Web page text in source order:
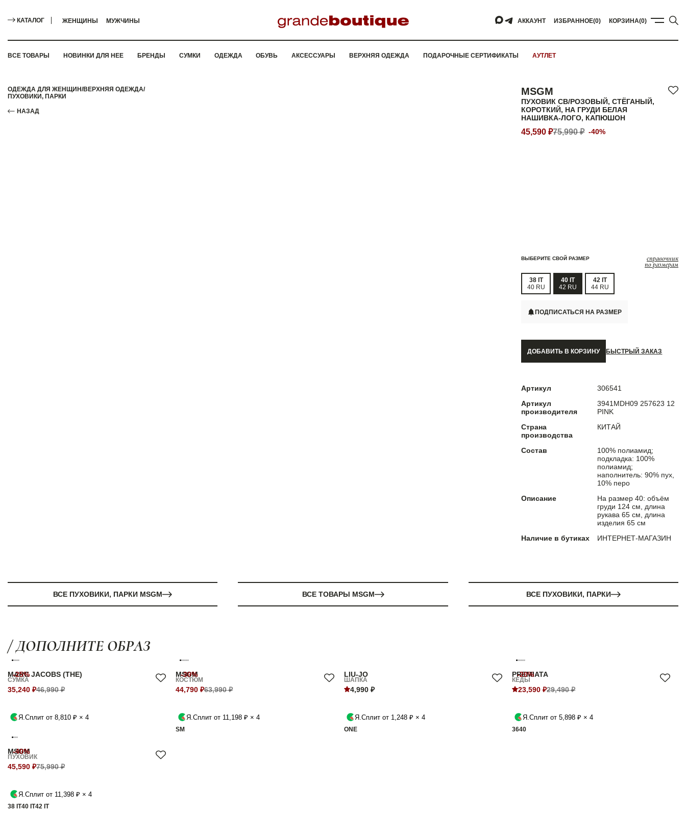
КАТАЛОГ ЖЕНЩИНЫ МУЖЧИНЫ АККАУНТ ИЗБРАННОЕ(0) КОРЗИНА(0)
ВСЕ ТОВАРЫ НОВИНКИ ДЛЯ НЕЕ БРЕНДЫ СУМКИ ОДЕЖДА ОБУВЬ АКСЕССУАРЫ ВЕРХНЯЯ ОДЕЖДА ПОДАРОЧНЫЕ СЕРТИФИКАТЫ АУТЛЕТ
ОДЕЖДА ДЛЯ ЖЕНЩИН/ВЕРХНЯЯ ОДЕЖДА/
ПУХОВИКИ, ПАРКИ
НАЗАД
MSGM
ПУХОВИК СВ/РОЗОВЫЙ, СТЁГАНЫЙ,
КОРОТКИЙ, НА ГРУДИ БЕЛАЯ
НАШИВКА-ЛОГО, КАПЮШОН
45,590 ₽75,990 ₽ -40%
ВЫБЕРИТЕ СВОЙ РАЗМЕР справочник
по размерам
38 IT
40 RU
40 IT
42 RU
42 IT
44 RU
ПОДПИСАТЬСЯ НА РАЗМЕР
ДОБАВИТЬ В КОРЗИНУ БЫСТРЫЙ ЗАКАЗ
Артикул
306541
Артикул
производителя
3941MDH09 257623 12
PINK
Страна
производства
КИТАЙ
Состав
100% полиамид;
подкладка: 100%
полиамид;
наполнитель: 90% пух,
10% перо
Описание
На размер 40: объём
груди 124 см, длина
рукава 65 см, длина
изделия 65 см
Наличие в бутиках
ИНТЕРНЕТ-МАГАЗИН
ВСЕ ПУХОВИКИ, ПАРКИ MSGM ВСЕ ТОВАРЫ MSGM ВСЕ ПУХОВИКИ, ПАРКИ
/ ДОПОЛНИТЕ ОБРАЗ
-25%
MARC JACOBS (THE)
СУМКА
35,240 ₽46,990 ₽
Я.Сплит от 8,810 ₽ × 4
-30%
MSGM
КОСТЮМ
44,790 ₽63,990 ₽
Я.Сплит от 11,198 ₽ × 4
SM
LIU-JO
ШАПКА
4,990 ₽
Я.Сплит от 1,248 ₽ × 4
ONE
-20%
PREMIATA
КЕДЫ
23,590 ₽29,490 ₽
Я.Сплит от 5,898 ₽ × 4
3640
-40%
MSGM
ПУХОВИК
45,590 ₽75,990 ₽
Я.Сплит от 11,398 ₽ × 4
38 IT40 IT42 IT